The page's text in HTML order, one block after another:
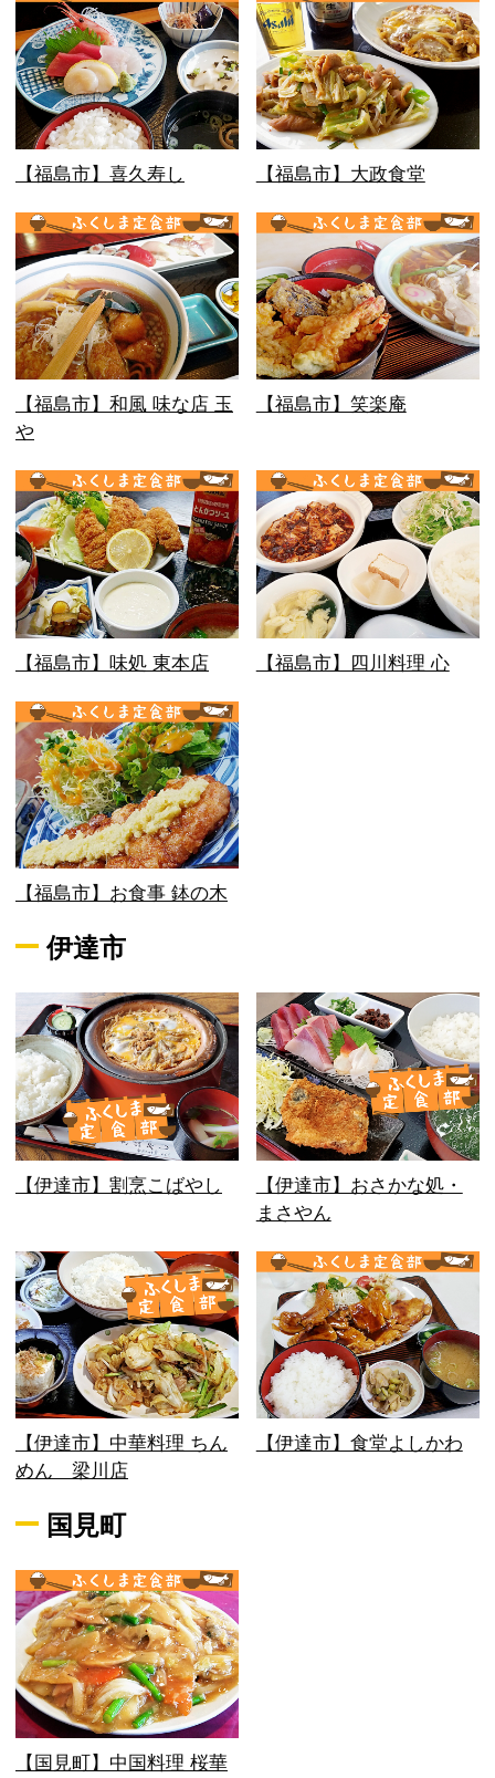
【福島市】喜久寿し 【福島市】大政食堂
【福島市】和風 味な店 玉
や
【福島市】笑楽庵
【福島市】味処 東本店 【福島市】四川料理 心
【福島市】お食事 鉢の木
伊達市
【伊達市】割烹こばやし
【伊達市】おさかな処・
まさやん
【伊達市】中華料理 ちん
めん 梁川店
【伊達市】食堂よしかわ
国見町
【国見町】中国料理 桜華